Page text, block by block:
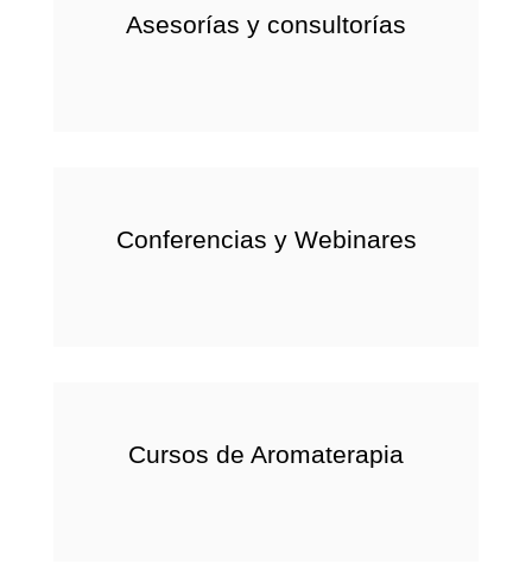
Asesorías y consultorías
Conferencias y Webinares
Cursos de Aromaterapia